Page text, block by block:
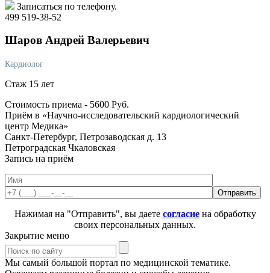
Записаться по телефону.
499 519-38-52
Шаров Андрей Валерьевич
Кардиолог
Стаж 15 лет
Стоимость приема - 5600 Руб.
Приём в «Научно-исследовательский кардиологический
центр Медика»
Санкт-Петербург, Петрозаводская д. 13
Петроградская Чкаловская
Запись на приём
Нажимая на "Отправить", вы даете согласиена обработку
своих персональных данных.
Закрытие меню
Мы самый большой портал по медицинской тематике.